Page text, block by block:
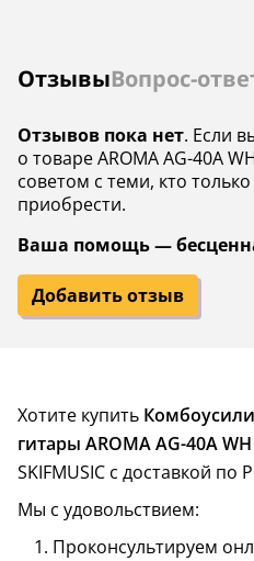
ОтзывыВопрос-
Отзывов пока нет. Если
о товаре AROMA AG-40A
советом с теми, кто
приобрести.
Ваша помощь —
Добавить отзыв
Хотите купить
гитары AROMA AG-40A WH
SKIFMUSIC с доставкой по
Мы с удовольствием:
Проконсультируем